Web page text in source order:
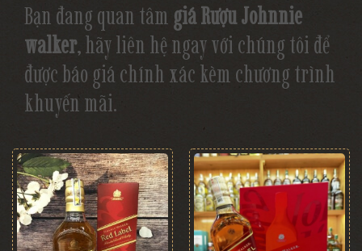
Bạn đang quan tâm giá Rượu Johnnie
walker, hãy liên hệ ngay với chúng tôi để
được báo giá chính xác kèm chương trình
khuyến mãi.